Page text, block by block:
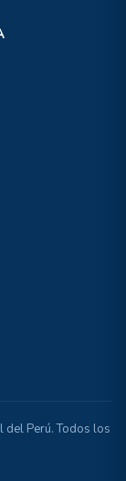
Perú. Todos los